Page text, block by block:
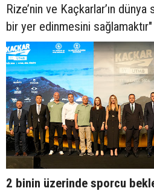
Rize’nin ve Kaçkarlar’ın
bir yer edinmesini
2 binin üzerinde sporcu